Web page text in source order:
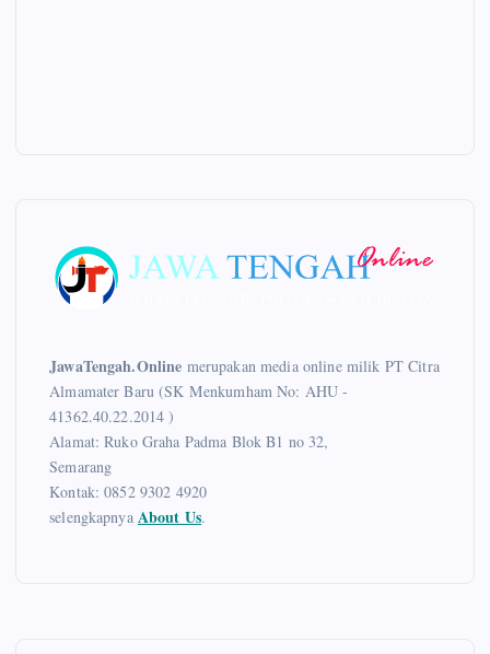
JawaTengah.Online merupakan media online milik PT Citra
Almamater Baru (SK Menkumham No: AHU -
41362.40.22.2014 )
Alamat: Ruko Graha Padma Blok B1 no 32,
Semarang
Kontak: 0852 9302 4920
selengkapnya About Us.